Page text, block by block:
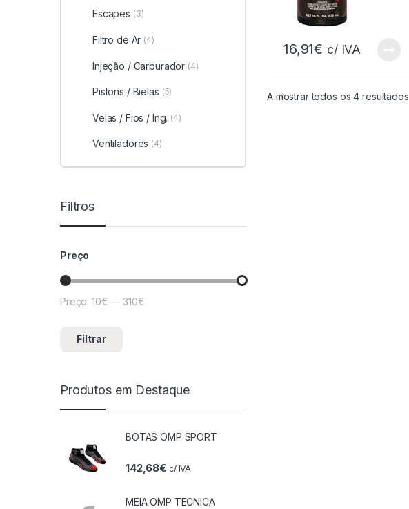
16,91€ c/ IVA
A mostrar todos os 4 resultados
Escapes (3)
Filtro de Ar (4)
Injeção / Carburador (4)
Pistons / Bielas (5)
Velas / Fios / Ing. (4)
Ventiladores (4)
Filtros
Preço
Preço mínimo
Preço máximo
Filtrar
Preço:10€ —310€
Produtos em Destaque
BOTAS OMP SPORT
142,68€ c/ IVA
MEIA OMP TECNICA